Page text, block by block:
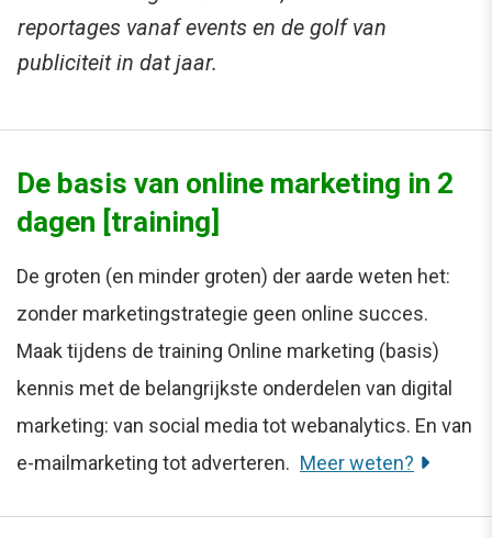
reportages vanaf events en de golf van
publiciteit in dat jaar.
De basis van online marketing in 2
dagen [training]
De groten (en minder groten) der aarde weten het:
zonder marketingstrategie geen online succes.
Maak tijdens de training Online marketing (basis)
kennis met de belangrijkste onderdelen van digital
marketing: van social media tot webanalytics. En van
e-mailmarketing tot adverteren. Meer weten?